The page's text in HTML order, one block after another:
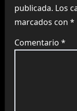
publicada. Los
marcados con *
Comentario *